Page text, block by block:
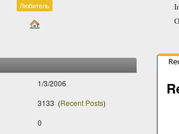
Любитель
1/3/2006
3133 (Recent Posts)
0